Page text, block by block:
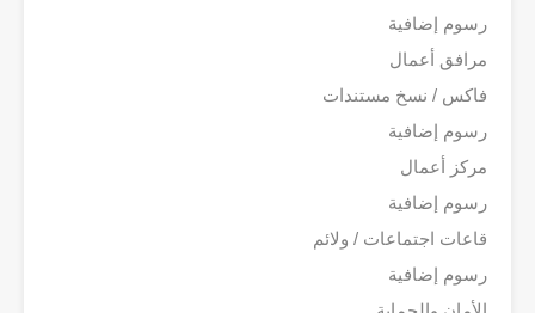
رسوم إضافية
مرافق أعمال
فاكس / نسخ مستندات
رسوم إضافية
مركز أعمال
رسوم إضافية
قاعات اجتماعات / ولائم
رسوم إضافية